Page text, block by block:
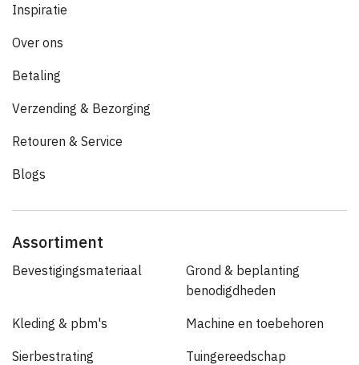
Inspiratie
Over ons
Betaling
Verzending & Bezorging
Retouren & Service
Blogs
Assortiment
Bevestigingsmateriaal
Grond & beplanting
benodigdheden
Kleding & pbm's Machine en toebehoren
Sierbestrating Tuingereedschap